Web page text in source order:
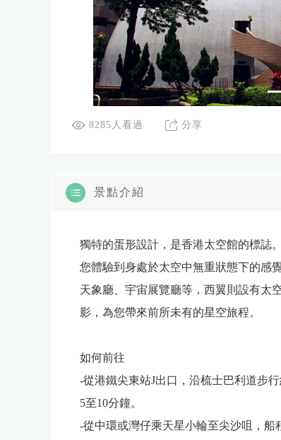
8285人看過 分享
景點介紹
獨特的蛋形設計，是香港太空館的標誌
您體驗到身處於太空中無重狀態下的感
天象廳、宇宙展覽廳等，西翼則設有太
影，為您帶來前所未有的星空旅程。
如何前往
-從港鐵尖東站J出口，沿梳士巴利道步
5至10分鐘。
-從中環或灣仔乘天星小輪至尖沙咀，船